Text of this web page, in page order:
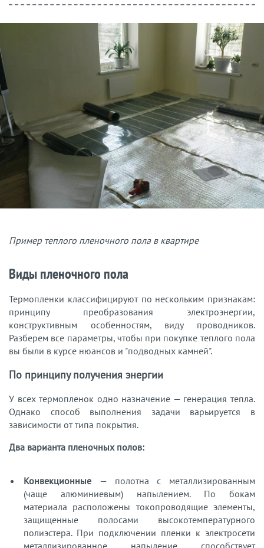
Пример теплого пленочного пола в квартире
Виды пленочного пола
Термопленки классифицируют по нескольким признакам:
принципу преобразования электроэнергии,
конструктивным особенностям, виду проводников.
Разберем все параметры, чтобы при покупке теплого пола
вы были в курсе нюансов и "подводных камней".
По принципу получения энергии
У всех термопленок одно назначение — генерация тепла.
Однако способ выполнения задачи варьируется в
зависимости от типа покрытия.
Два варианта пленочных полов:
Конвекционные
— полотна с металлизированным
(чаще алюминиевым) напылением. По бокам
материала расположены токопроводящие элементы,
защищенные полосами высокотемпературного
полиэстера. При подключении пленки к электросети
металлизированное напыление способствует